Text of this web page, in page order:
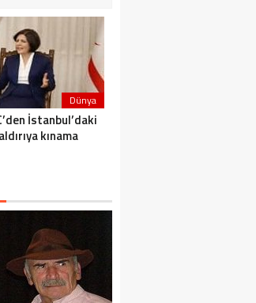
Dünya
İstanbul’daki
kınama